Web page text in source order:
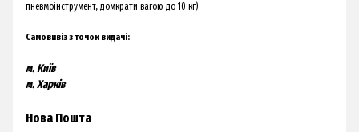
пневмоінструмент, домкрати вагою до 10 кг)
Самовивіз з точок видачі:
м. Київ
м. Харків
Нова Пошта